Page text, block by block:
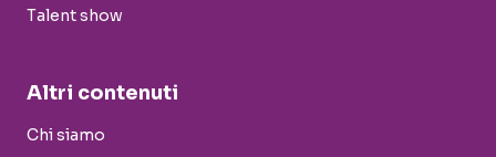
Talent show
Altri contenuti
Chi siamo